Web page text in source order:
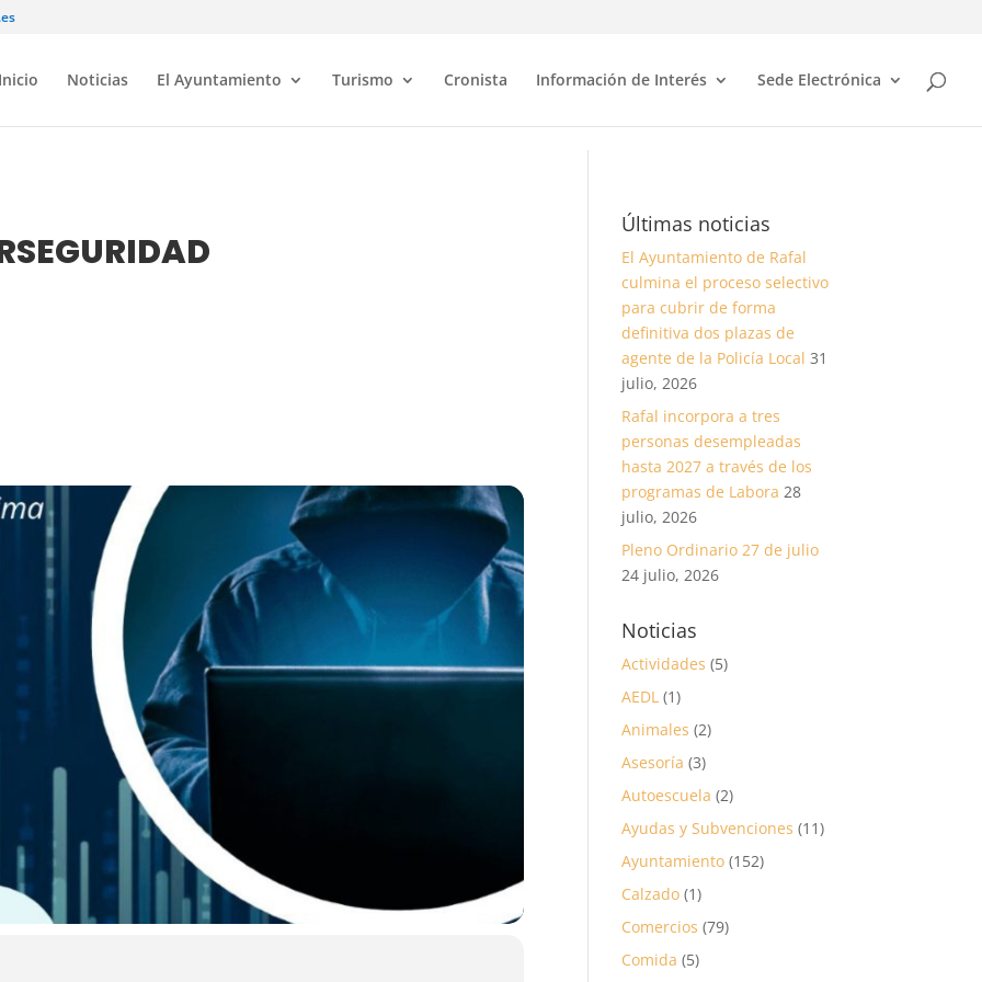
Noticias El Ayuntamiento Turismo Cronista Información de Interés Sede Electrónica
Últimas noticias
El Ayuntamiento de Rafal
culmina el proceso selectivo
para cubrir de forma
definitiva dos plazas de
agente de la Policía Local 31
julio, 2026
Rafal incorpora a tres
personas desempleadas
hasta 2027 a través de los
programas de Labora 28
julio, 2026
Pleno Ordinario 27 de julio
24 julio, 2026
Noticias
Actividades (5)
AEDL (1)
Animales (2)
Asesoría (3)
Autoescuela (2)
Ayudas y Subvenciones (11)
Ayuntamiento (152)
Calzado (1)
Comercios (79)
Comida (5)